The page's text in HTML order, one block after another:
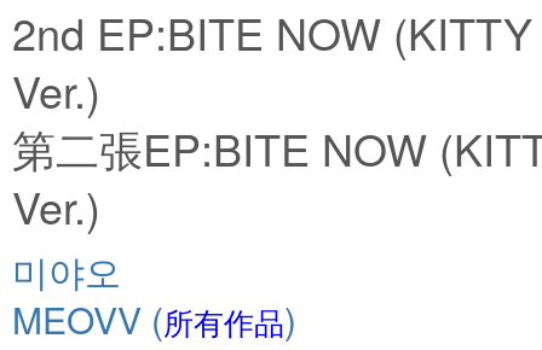
2nd EP:BITE NOW
Ver.)
第二張EP:BITE NOW
Ver.)
미야오
MEOVV (所有作品)